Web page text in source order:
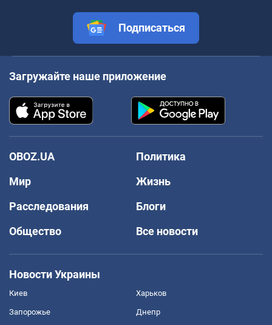
Подписаться
Загружайте наше приложение
OBOZ.UA
Политика
Мир
Жизнь
Расследования
Блоги
Общество
Все новости
Новости Украины
Киев Харьков
Запорожье Днепр